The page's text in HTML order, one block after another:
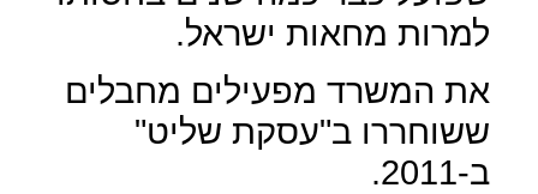
למרות מחאות ישראל.
את המשרד מפעילים מחבלים
ששוחררו ב"עסקת שליט"
ב-2011.